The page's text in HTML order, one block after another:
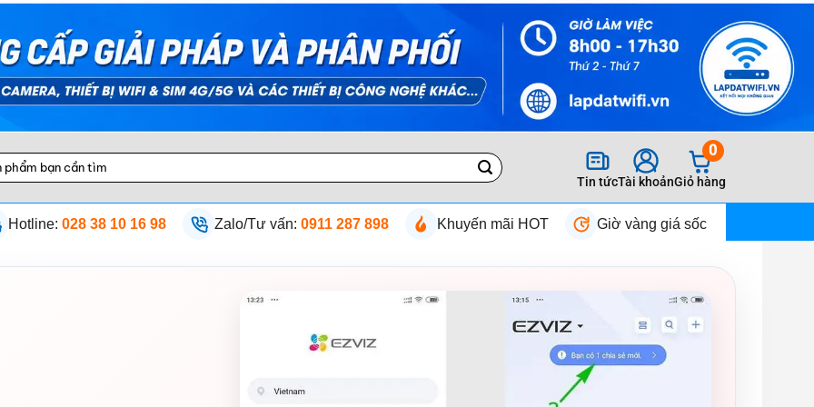
Tin tứcTài khoản
0
Giỏ hàng
Hotline: 028 38 10 16 98 Zalo/Tư vấn: 0911 287 898 Khuyến mãi HOT Giờ vàng giá sốc